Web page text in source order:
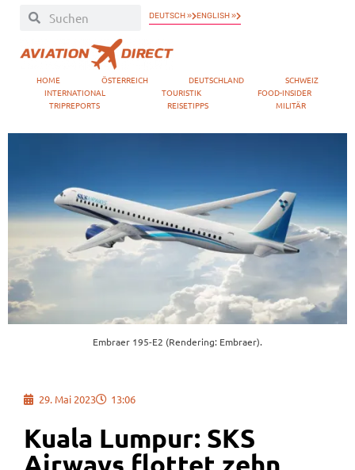
DEUTSCH » ENGLISH »
HOME ÖSTERREICH DEUTSCHLAND
SCHWEIZ
INTERNATIONAL
TOURISTIK
FOOD-INSIDER
TRIPREPORTS
REISETIPPS MILITÄR
Embraer 195-E2 (Rendering: Embraer).
29. Mai 2023 13:06
Kuala Lumpur: SKS